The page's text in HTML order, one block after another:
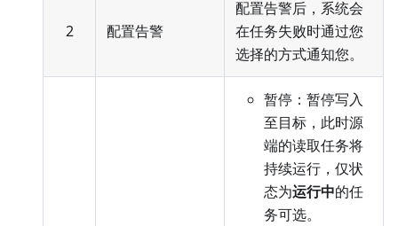
2 配置告警
配置告警后，系统会
在任务失败时通过您
选择的方式通知您。
暂停：暂停写入
至目标，此时源
端的读取任务将
持续运行，仅状
态为运行中的任
务可选。